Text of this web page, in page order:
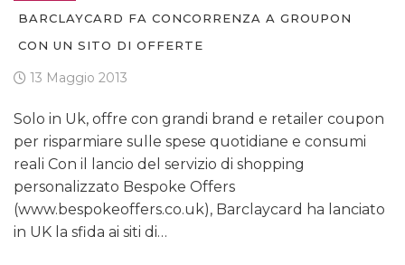
BARCLAYCARD FA CONCORRENZA A GROUPON
CON UN SITO DI OFFERTE
13 Maggio 2013
Solo in Uk, offre con grandi brand e retailer coupon
per risparmiare sulle spese quotidiane e consumi
reali Con il lancio del servizio di shopping
personalizzato Bespoke Offers
(www.bespokeoffers.co.uk), Barclaycard ha lanciato
in UK la sfida ai siti di…